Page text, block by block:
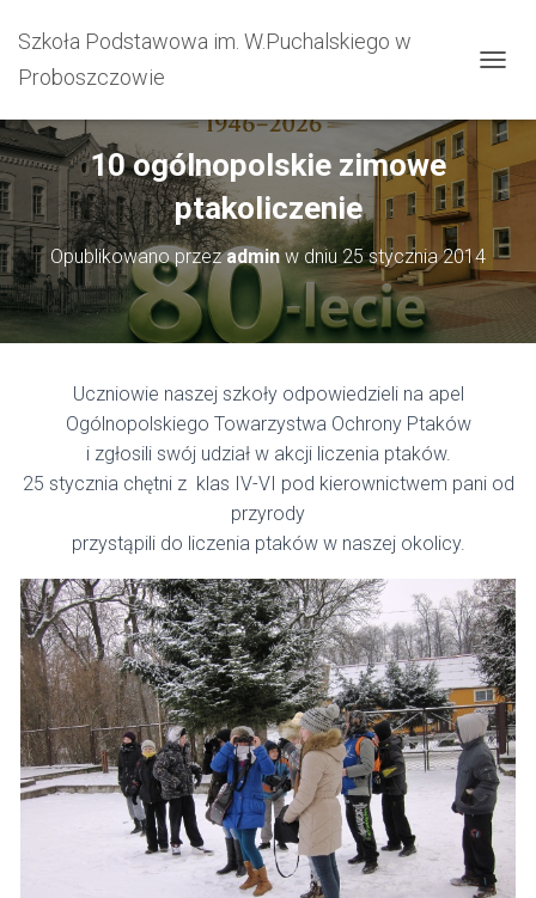
Szkoła Podstawowa im. W.Puchalskiego w
Proboszczowie
10 ogólnopolskie zimowe
ptakoliczenie
Opublikowano przezadminw dniu 25 stycznia 2014
Uczniowie naszej szkoły odpowiedzieli na apel
Ogólnopolskiego Towarzystwa Ochrony Ptaków
i zgłosili swój udział w akcji liczenia ptaków.
25 stycznia chętni z klas IV-VI pod kierownictwem pani od
przyrody
przystąpili do liczenia ptaków w naszej okolicy.